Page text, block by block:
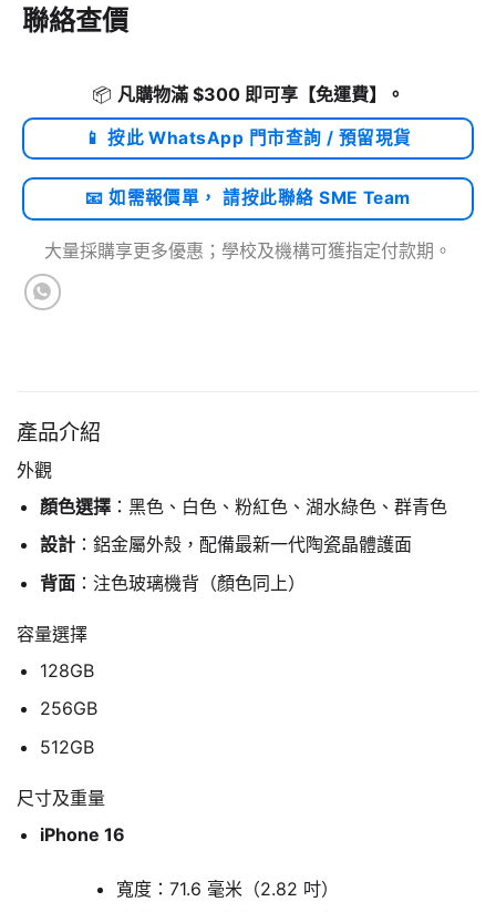
聯絡查價
📦 凡購物滿 $300 即可享 【免運費】 。
📱 按此 WhatsApp 門市查詢 / 預留現貨
📧 如需報價單， 請按此聯絡 SME Team
大量採購享更多優惠；學校及機構可獲指定付款期。
產品介紹
外觀
顏色選擇：黑色、白色、粉紅色、湖水綠色、群青色
設計：鋁金屬外殼，配備最新一代陶瓷晶體護面
背面：注色玻璃機背（顏色同上）
容量選擇
128GB
256GB
512GB
尺寸及重量
iPhone 16
寬度：71.6 毫米（2.82 吋）